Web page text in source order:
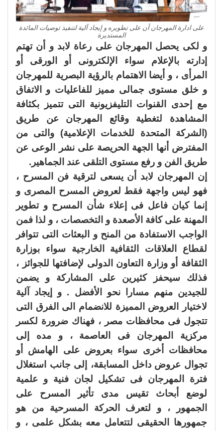
على ادارة المهرجان أن على تطويره و إيجاد آلية لتنفيذ توصيات المائدة
المستديرة
و لكى يحصل المهرجان على رعاة لابد و أن تهتم
إدارته بالإعلام سواء الإلكترونى أو الورقى أو
المرأى ، و أيضا الاهتمام بالرؤية البصرية للمهرجان
و خلق مستوى جمالى مميز للفاعليات و الاتفاق
مع إحدى القنوات التليفزيونية التى تتميز بكثافة
المشاهدة لتغطية وقائع المهرجان عن طريق
(الشركة المتحدة للخدمات الإعلامية) والتى من
المفترض أنها الجهة الحريصة على نشر الوعى عن
طريق الفن و رفع مستوى التلقى عند الجماهير.
إن المهرجان لابد أن يسعى لترقية فن المسرح ،
فهو ليس واجهة فقط لعروض المسرح المصرى و
إنما كيان فاعل فى إعلاء شأن المسرح و تطوير
المهنة على كافة الأصعدة و التخصصات ، و لذا فمن
الواجب الاستفادة من المنح و البعثات التى تتوافر
لقطاع العلاقات الثقافية الخارجية سواء بوزارة
الثقافة أو وزارة التعاون الدولى لإضافتها للجوائز ،
فذلك سيحفز كثيرين على المشاركة و يضمن
للجيدين منهم مسارا نحو الأفضل . و إيجاد آلية
لاختيار العروض المميزة للانضمام الى الفرق التى
تتجول فى محافظات مصر ، فهناك ضرورة لكسر
مركزية المهرجان فى العاصمة ، و مده إلى
محافظات أخرى سواء بعروض على الهامش أو
تجوال عروض داخل المسابقة، إلى جانب استغلال
فترة المهرجان فى تشكيل لجان فنية و علمية
لوضع أبحاث تقيس مدى تأثير المسرح على
الجمهور ، و لتعرف الحركة المسرحية من هو
جمهورها الحقيقى لتتعامل معه بشكل علمى ، و